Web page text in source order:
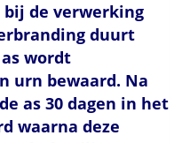
de verwerking
duurt
wordt
urn bewaard. Na
as 30 dagen in het
waarna deze